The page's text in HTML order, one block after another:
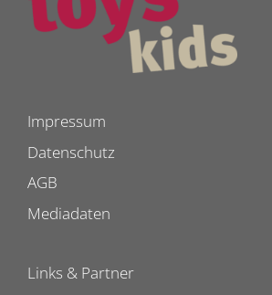
Impressum
Datenschutz
AGB
Mediadaten
Links & Partner